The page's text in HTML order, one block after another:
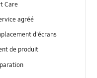
Care
agréé
d'écrans
de produit